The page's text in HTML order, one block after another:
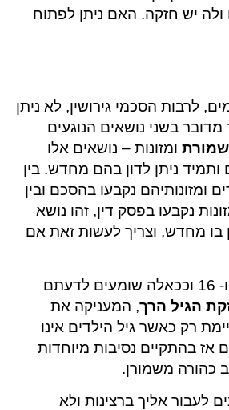
יש חזקה. האם ניתן לפתוח
לרבות הסכמי גירושין, לא ניתן
בשני נושאים הנוגעים
ומזונות – נושאים אלו
ותמיד ניתן לדון בהם מחדש. בין
ומזונותיהם נקבעו בהסכם ובין
נקבעו בפסק דין, זהו נושא
בו מחדש, וצריך לעשות זאת אם
ילדיך הינם בני 14 ו- 16 וככאלה שומעים לדעתם
הגיל הרך, המעניקה את
רק כאשר גיל הילדים אינו
שנים וגם אז בהתקיים נסיבות מיוחדות
כהורה משמורן.
לעבור אליך ברצינות ולא